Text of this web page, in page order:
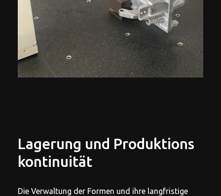
Lagerung und Produktions
kontinuität
Die Verwaltung der Formen und ihre langfristige